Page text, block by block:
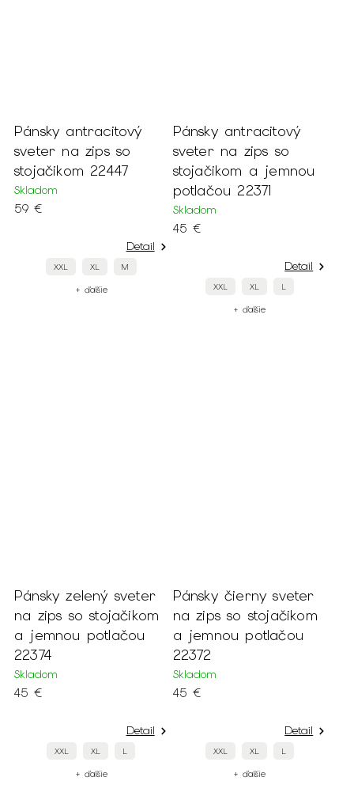
Pánsky antracitový
sveter na zips so
stojačikom 22447
Skladom
59 €
Detail
XXL XL M
+ ďalšie
Pánsky antracitový
sveter na zips so
stojačikom a jemnou
potlačou 22371
Skladom
45 €
Detail
XXL XL L
+ ďalšie
Pánsky zelený sveter
na zips so stojačikom
a jemnou potlačou
22374
Skladom
45 €
Detail
XXL XL L
+ ďalšie
Pánsky čierny sveter
na zips so stojačikom
a jemnou potlačou
22372
Skladom
45 €
Detail
XXL XL L
+ ďalšie